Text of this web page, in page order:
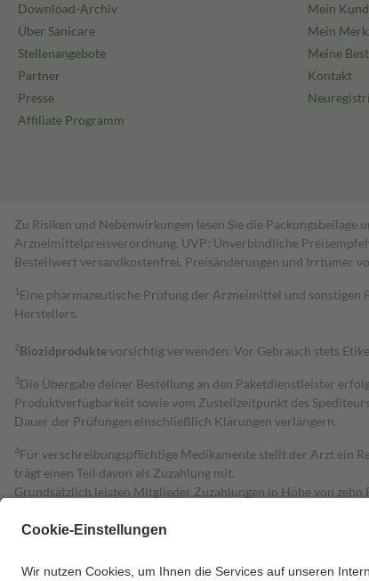
Download-Archiv
Über Sanicare
Stellenangebote
Partner
Presse
Affiliate Programm
Mein
Mein
Meine
Kontakt
Zu Risiken und Nebenwirkungen lesen Sie die
Arzneimittelpreisverordnung. UVP: Unverbindliche
Bestell­wert versand­kosten­frei. Preisänderungen und Irrtümer
1 Eine pharmazeutische Prüfung der Arzneimittel und
Herstellers.
2Biozidproduktevorsichtig verwenden. Vor Gebrauch stets
3Die Übergabe deiner Bestellung an den Paketdienstleister
Produktverfügbarkeit sowie vom Zustellzeitpunkt des
Dauer der Prüfungen einschließlich Klärungen verlängern.
4Für verschreibungspflichtige Medikamente stellt der Arzt ein
trägt einen Teil davon als Zuzahlung mit.
Grundsätzlich leisten Mitglieder Zuzahlungen in Höhe von zehn
Diese Regeln gelten grundsätzlich auch für Online-Apotheken.
Um das Engagement der Versicherten für ihre eigene